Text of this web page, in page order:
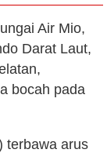
Air Mio,
Darat Laut,
bocah pada
terbawa arus